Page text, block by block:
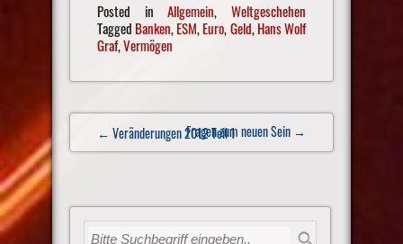
Posted inAllgemein,Weltgeschehen
Tagged Banken,ESM,Euro,Geld,Hans Wolf
Graf,Vermögen
Post
navigation
← Veränderungen 2012 Teil 1Fragen zum neuen Sein →